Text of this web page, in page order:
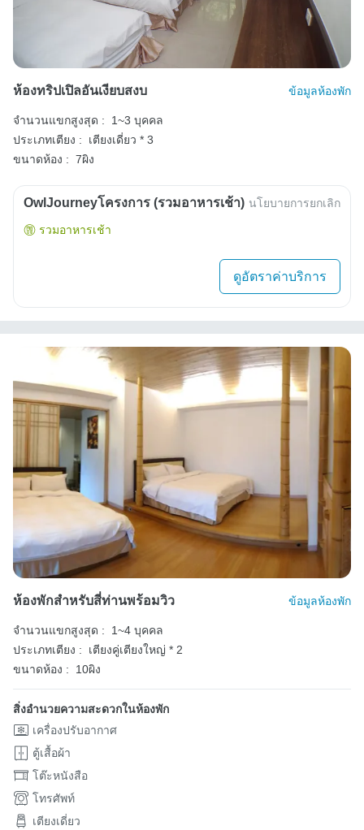
ห้องทริปเปิลอันเงียบสงบ ข้อมูลห้องพัก
จำนวนแขกสูงสุด :
1~3 บุคคล
ประเภทเตียง :
เตียงเดี่ยว * 3
ขนาดห้อง : 7ผิง
OwlJourneyโครงการ (รวมอาหารเช้า) นโยบายการยกเลิก
รวมอาหารเช้า
ดูอัตราค่าบริการ
ห้องพักสำหรับสี่ท่านพร้อมวิว ข้อมูลห้องพัก
จำนวนแขกสูงสุด :
1~4 บุคคล
ประเภทเตียง :
เตียงคู่เตียงใหญ่ * 2
ขนาดห้อง :
10ผิง
สิ่งอำนวยความสะดวกในห้องพัก
เครื่องปรับอากาศ
ตู้เสื้อผ้า
โต๊ะหนังสือ
โทรศัพท์
เตียงเดี่ยว